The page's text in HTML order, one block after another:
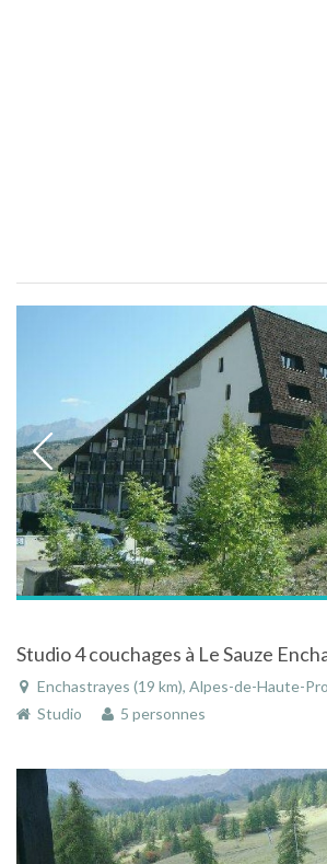
Enchastrayes (19 km), Alpes-de-Haute-Provence,
Studio
5 personnes